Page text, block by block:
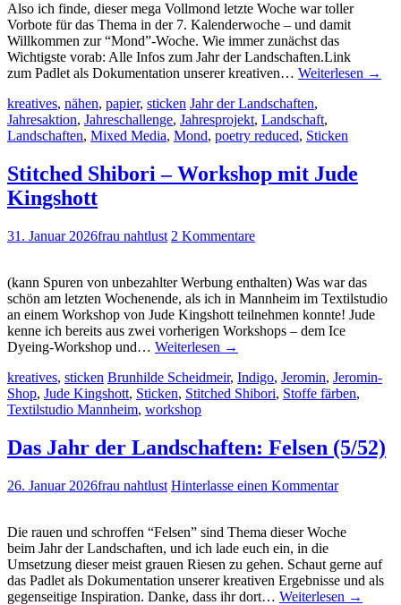
Also ich finde, dieser mega Vollmond letzte Woche war toller
Vorbote für das Thema in der 7. Kalenderwoche – und damit
Willkommen zur “Mond”-Woche. Wie immer zunächst das
Wichtigste vorab: Alle Infos zum Jahr der Landschaften.Link
zum Padlet als Dokumentation unserer kreativen… Weiterlesen →
kreatives, nähen, papier, sticken Jahr der Landschaften,
Jahresaktion, Jahreschallenge, Jahresprojekt, Landschaft,
Landschaften, Mixed Media, Mond, poetry reduced, Sticken
Stitched Shibori – Workshop mit Jude
Kingshott
31. Januar 2026frau nahtlust 2 Kommentare
(kann Spuren von unbezahlter Werbung enthalten) Was war das
schön am letzten Wochenende, als ich in Mannheim im Textilstudio
an einem Workshop von Jude Kingshott teilnehmen konnte! Jude
kenne ich bereits aus zwei vorherigen Workshops – dem Ice
Dyeing-Workshop und… Weiterlesen →
kreatives, sticken Brunhilde Scheidmeir, Indigo, Jeromin, Jeromin-
Shop, Jude Kingshott, Sticken, Stitched Shibori, Stoffe färben,
Textilstudio Mannheim, workshop
Das Jahr der Landschaften: Felsen (5/52)
26. Januar 2026frau nahtlust Hinterlasse einen Kommentar
Die rauen und schroffen “Felsen” sind Thema dieser Woche
beim Jahr der Landschaften, und ich lade euch ein, in die
Umsetzung dieser meist grauen Riesen zu gehen. Schaut gerne auf
das Padlet als Dokumentation unserer kreativen Ergebnisse und als
gegenseitige Inspiration. Danke, dass ihr dort… Weiterlesen →